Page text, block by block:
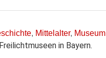
, Mittelalter, Museum
in Bayern.